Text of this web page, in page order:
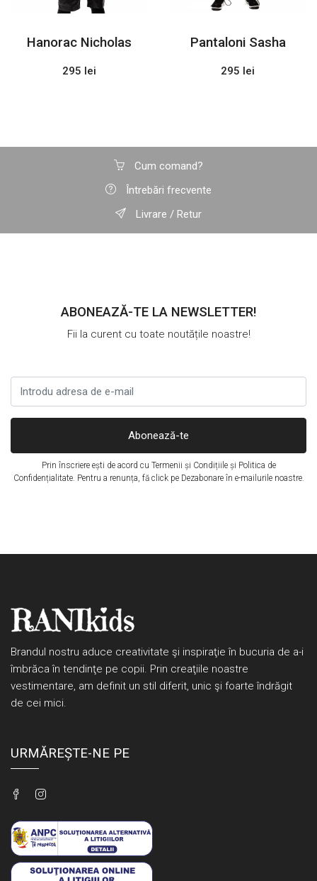
Hanorac Nicholas
295 lei
Pantaloni Sasha
295 lei
Cum comand?
Întrebări frecvente
Livrare / Retur
ABONEAZĂ-TE LA NEWSLETTER!
Fii la curent cu toate noutățile noastre!
Abonează-te
Prin înscriere ești de acord cu Termenii și Condițiileși Politica de
Confidențialitate. Pentru a renunța, fă click pe Dezabonare în e-mailurile noastre.
Brandul nostru aduce creativitate şi inspiraţie în bucuria de a-i
îmbrăca în tendinţe pe copii. Prin creaţiile noastre
vestimentare, am definit un stil diferit, unic şi foarte îndrăgit
de cei mici.
URMĂREȘTE-NE PE